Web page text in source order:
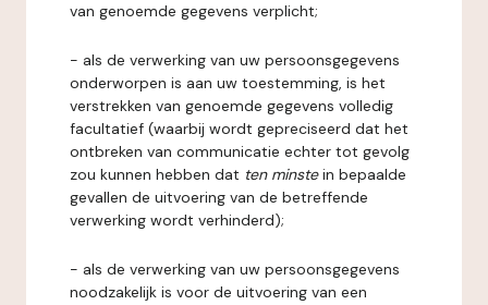
van genoemde gegevens verplicht;
- als de verwerking van uw persoonsgegevens
onderworpen is aan uw toestemming, is het
verstrekken van genoemde gegevens volledig
facultatief (waarbij wordt gepreciseerd dat het
ontbreken van communicatie echter tot gevolg
zou kunnen hebben dat ten minstein bepaalde
gevallen de uitvoering van de betreffende
verwerking wordt verhinderd);
- als de verwerking van uw persoonsgegevens
noodzakelijk is voor de uitvoering van een